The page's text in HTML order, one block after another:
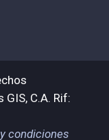
C.A. Rif:
condiciones